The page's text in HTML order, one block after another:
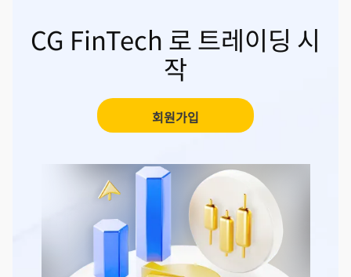
CG FinTech 로 트레이딩 시
작
회원가입